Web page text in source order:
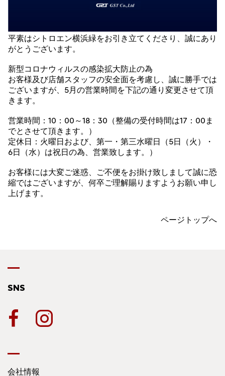
平素はシトロエン横浜緑をお引き立てくださり、誠にあり
がとうございます。
新型コロナウィルスの感染拡大防止の為
お客様及び店舗スタッフの安全面を考慮し、誠に勝手では
ございますが、5月の営業時間を下記の通り変更させて頂
きます。
営業時間：10：00～18：30（整備の受付時間は17：00ま
でとさせて頂きます。）
定休日：火曜日および、第一・第三水曜日（5日（火）・
6日（水）は祝日の為、営業致します。）
お客様には大変ご迷惑、ご不便をお掛け致しまして誠に恐
縮ではございますが、何卒ご理解賜りますようお願い申し
上げます。
ページトップへ
SNS
会社情報